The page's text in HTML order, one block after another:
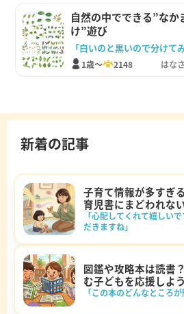
自然の中でできる”なか
け”遊び
1歳～ 2148 はな
新着の記事
子育て情報が多すぎ
育児書にまどわれな
「心配してくれて嬉しい
だきますね」
図鑑や攻略本は読書
む子どもを応援しよう
「この本のどんなところが